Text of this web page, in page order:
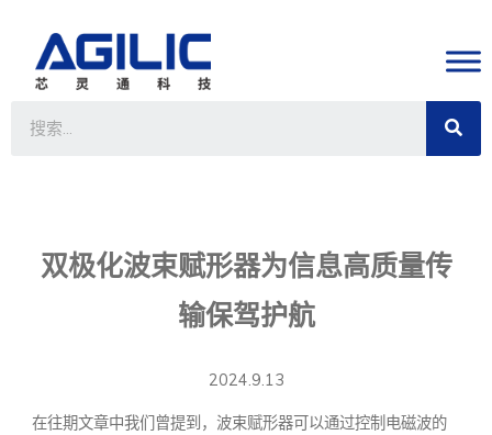
双极化波束赋形器为信息高质量传
输保驾护航
2024.9.13
在往期文章中我们曾提到，波束赋形器可以通过控制电磁波的